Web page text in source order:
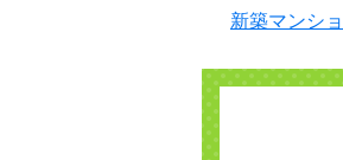
新築マンシ